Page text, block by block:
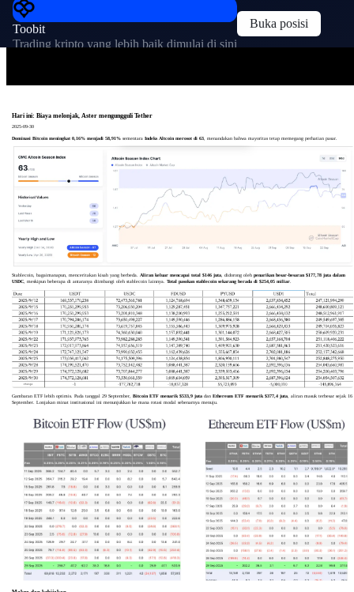
Toobit
Trading kripto yang lebih baik dimulai di sini
Buka posisi
Hari ini: Biaya melonjak, Aster mengungguli Tether
2025-09-30
Dominasi Bitcoin meningkat 0,16% menjadi 58,91%sementara Indeks Altcoin merosot di 63, menandakan bahwa mayoritas tetap memegang perhatian pasar.
Stablecoin, bagaimanapun, menceritakan kisah yang berbeda. Aliran keluar mencapai total $146 juta, didorong oleh penarikan besar-besaran $177,78 juta dalam
USDC, meskipun beberapa di antaranya diimbangi oleh stablecoin lainnya. Total pasokan stablecoin sekarang berada di $254,05 miliar.
Gambaran ETF lebih optimis. Pada tanggal 29 September, Bitcoin ETF menarik $533,9 jutadan Ethereum ETF menarik $377,4 juta, aliran masuk terbesar sejak 16
September. Lonjakan minat institusional ini menunjukkan ke mana rotasi modal sebenarnya menuju.